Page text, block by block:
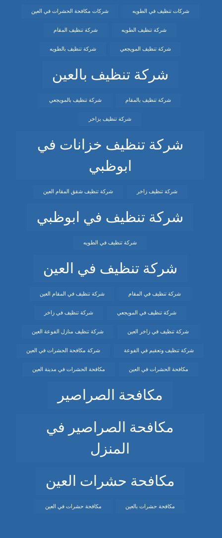
شركات تنظيف في الطويه شركات مكافحة الحشرات في العين
شركة تنظيف الطويه شركة تنظيف المقام
شركة تنظيف المويجعي شركة تنظيف بالطويه
شركة تنظيف بالعين
شركة تنظيف بالمقام شركة تنظيف بالمويجعي
شركة تنظيف بزاخر
شركة تنظيف خزانات في
ابوظبي
شركة تنظيف زاخر شركة تنظيف شقق المقام العين
شركة تنظيف في ابوظبي
شركة تنظيف في الطويه
شركة تنظيف في العين
شركة تنظيف في المقام شركة تنظيف في المقام العين
شركة تنظيف في المويجعي شركة تنظيف في زاخر
شركة تنظيف في زاخر العين شركة تنظيف منازل الفوعة العين
شركة تنظيف وتعقيم في الفوعة شركة مكافحة الحشرات في العين
مكافحة الحشرات في العين مكافحة الحشرات في مدينة العين
مكافحة الصراصير
مكافحة الصراصير في
المنزل
مكافحة حشرات العين
مكافحة حشرات بالعين مكافحة حشرات في العين